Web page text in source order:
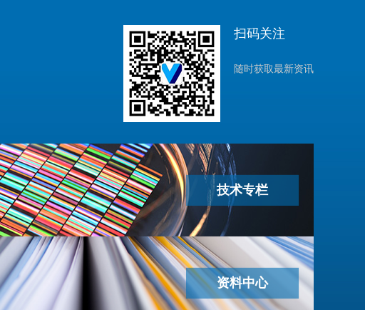
扫码关注
随时获取最新资讯
技术专栏
资料中心